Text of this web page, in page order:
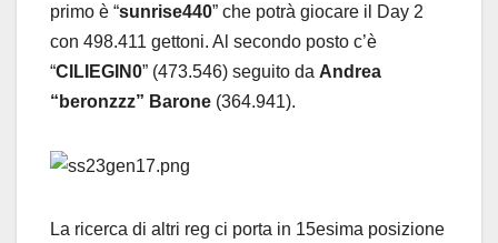
primo è “sunrise440” che potrà giocare il Day 2
con 498.411 gettoni. Al secondo posto c’è
“CILIEGIN0” (473.546) seguito da Andrea
“beronzzz” Barone (364.941).
La ricerca di altri reg ci porta in 15esima posizione